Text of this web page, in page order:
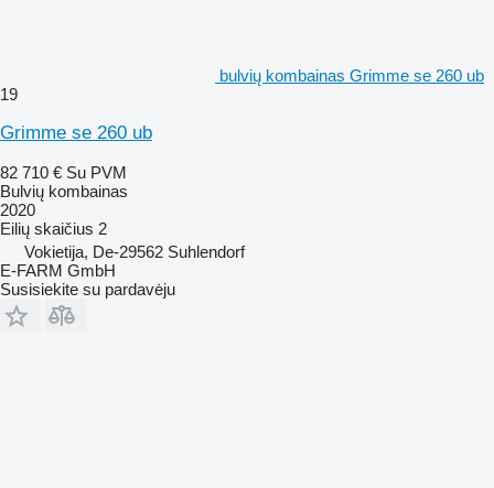
bulvių kombainas Grimme se 260 ub
19
Grimme se 260 ub
82 710 € Su PVM
Bulvių kombainas
2020
Eilių skaičius 2
Vokietija, De-29562 Suhlendorf
E-FARM GmbH
Susisiekite su pardavėju